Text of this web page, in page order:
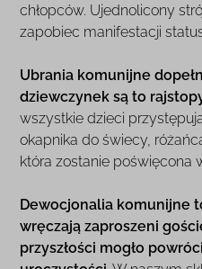
chłopców. Ujednolicony
zapobiec manifestacji
Ubrania komunijne
dziewczynek są to
wszystkie dzieci
okapnika do świecy,
która zostanie poświęcona
Dewocjonalia komunijne
wręczają zaproszeni
przyszłości mogło